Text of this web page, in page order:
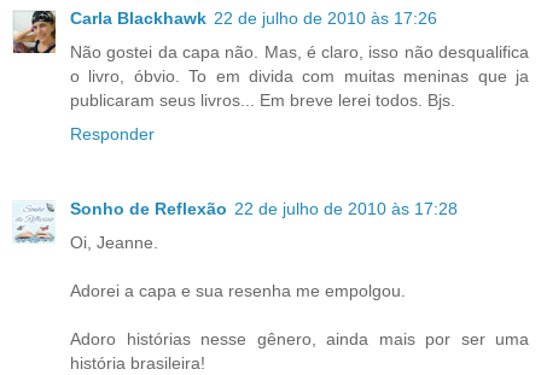
Carla Blackhawk 22 de julho de 2010 às 17:26
Não gostei da capa não. Mas, é claro, isso não desqualifica
o livro, óbvio. To em divida com muitas meninas que ja
publicaram seus livros... Em breve lerei todos. Bjs.
Responder
Sonho de Reflexão 22 de julho de 2010 às 17:28
Oi, Jeanne.
Adorei a capa e sua resenha me empolgou.
Adoro histórias nesse gênero, ainda mais por ser uma
história brasileira!